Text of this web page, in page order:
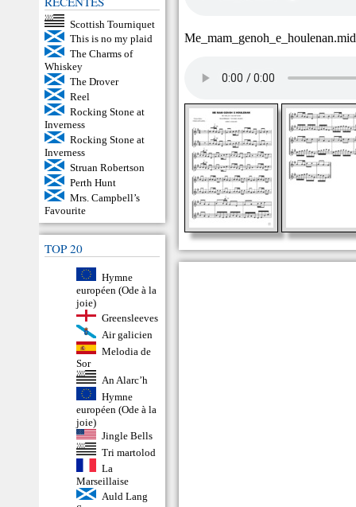
Scottish Tourniquet
This is no my plaid
The Charms of
Whiskey
The Drover
Reel
Rocking Stone at
Inverness
Rocking Stone at
Inverness
Struan Robertson
Perth Hunt
Mrs. Campbell’s
Favourite
TOP 20
Hymne
européen (Ode à la
joie)
Greensleeves
Air galicien
Melodia de
Sor
An Alarc’h
Hymne
européen (Ode à la
joie)
Jingle Bells
Tri martolod
La
Marseillaise
Auld Lang
Me_mam_genoh_e_houlenan.mid